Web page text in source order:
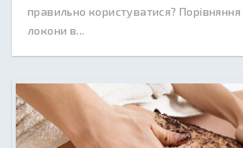
правильно користуватися? Порівняння
локони в...